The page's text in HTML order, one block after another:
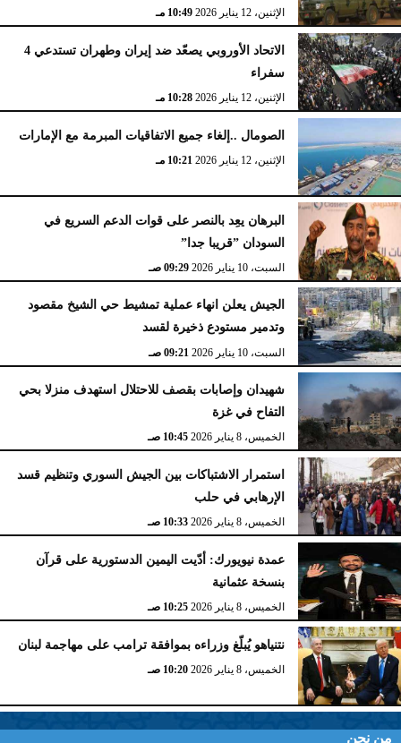
الإثنين، 12 يناير 2026 10:49 مـ
الاتحاد الأوروبي يصعّد ضد إيران وطهران تستدعي 4
سفراء
الإثنين، 12 يناير 2026 10:28 مـ
الصومال ..إلغاء جميع الاتفاقيات المبرمة مع الإمارات
الإثنين، 12 يناير 2026 10:21 مـ
البرهان يعِد بالنصر على قوات الدعم السريع في
السودان ”قريبا جدا”
السبت، 10 يناير 2026 09:29 صـ
الجيش يعلن انهاء عملية تمشيط حي الشيخ مقصود
وتدمير مستودع ذخيرة لقسد
السبت، 10 يناير 2026 09:21 صـ
شهيدان وإصابات بقصف للاحتلال استهدف منزلا بحي
التفاح في غزة
الخميس، 8 يناير 2026 10:45 صـ
استمرار الاشتباكات بين الجيش السوري وتنظيم قسد
الإرهابي في حلب
الخميس، 8 يناير 2026 10:33 صـ
عمدة نيويورك: أدّيت اليمين الدستورية على قرآن
بنسخة عثمانية
الخميس، 8 يناير 2026 10:25 صـ
نتنياهو يُبلّغ وزراءه بموافقة ترامب على مهاجمة لبنان
الخميس، 8 يناير 2026 10:20 صـ
من نحن